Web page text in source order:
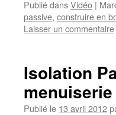
Publié dansVidéo |
passive, construire en
Laisser un commentaire
Isolation
menuiserie
Publié le 13 avril 2012